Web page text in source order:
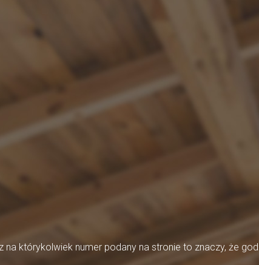
którykolwiek numer podany na stronie to znaczy, że